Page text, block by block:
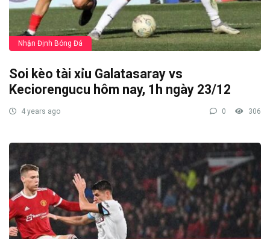
Nhận Định Bóng Đá
Soi kèo tài xỉu Galatasaray vs
Keciorengucu hôm nay, 1h ngày 23/12
4 years ago 0 306